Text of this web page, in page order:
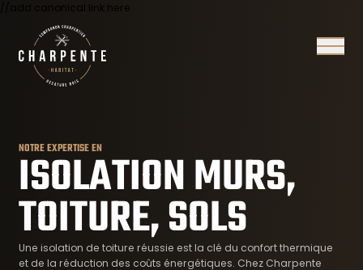
//add canonical link here
Ouvrir/
NOTRE EXPERTISE EN
ISOLATION MURS,
TOITURE, SOLS
Une isolation de toiture réussie est la clé du confort thermique
et de la réduction des coûts énergétiques. Chez Charpente